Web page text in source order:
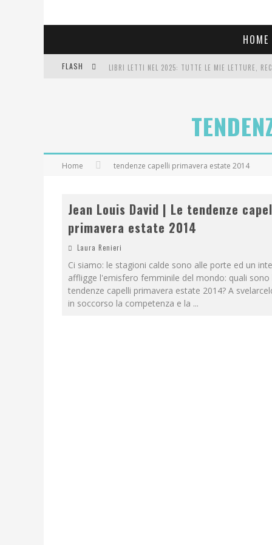
HOME
FLASH LIBRI LETTI NEL 2025: TUTTE LE MIE LETTURE,
Home tendenze capelli primavera estate 2014
Jean Louis David | Le tendenze
primavera estate 2014
Laura Renieri
Ci siamo: le stagioni calde sono alle porte ed un
affligge l'emisfero femminile del mondo: quali sono
tendenze capelli primavera estate 2014? A
in soccorso la competenza e la ...